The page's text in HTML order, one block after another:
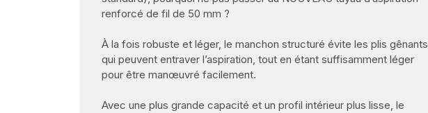
renforcé de fil de 50 mm ?
À la fois robuste et léger, le manchon structuré évite les plis gênants
qui peuvent entraver l’aspiration, tout en étant suffisamment léger
pour être manœuvré facilement.
Avec une plus grande capacité et un profil intérieur plus lisse, le